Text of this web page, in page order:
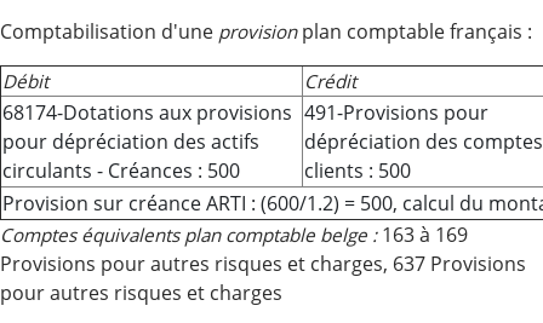
Comptabilisation d'une provisionplan comptable français :
Débit Crédit
68174-Dotations aux provisions
pour dépréciation des actifs
circulants - Créances : 500
491-Provisions pour
dépréciation des
clients : 500
Provision sur créance ARTI : (600/1.2) = 500, calcul du
Comptes équivalents plan comptable belge : 163 à 169
Provisions pour autres risques et charges, 637 Provisions
pour autres risques et charges